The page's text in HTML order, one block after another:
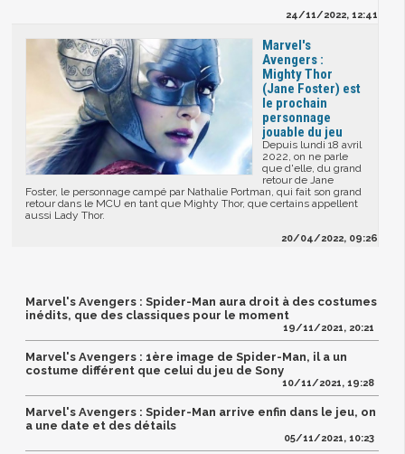
24/11/2022, 12:41
Marvel's
Avengers :
Mighty Thor
(Jane Foster) est
le prochain
personnage
jouable du jeu
Depuis lundi 18 avril
2022, on ne parle
que d'elle, du grand
retour de Jane
Foster, le personnage campé par Nathalie Portman, qui fait son grand
retour dans le MCU en tant que Mighty Thor, que certains appellent
aussi Lady Thor.
20/04/2022, 09:26
Marvel's Avengers : Spider-Man aura droit à des costumes
inédits, que des classiques pour le moment
19/11/2021, 20:21
Marvel's Avengers : 1ère image de Spider-Man, il a un
costume différent que celui du jeu de Sony
10/11/2021, 19:28
Marvel's Avengers : Spider-Man arrive enfin dans le jeu, on
a une date et des détails
05/11/2021, 10:23